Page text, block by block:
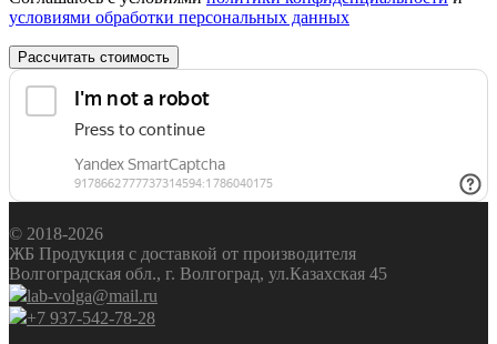
условиями обработки персональных данных
Рассчитать стоимость
© 2018-2026
ЖБ Продукция с доставкой от производителя
Волгоградская обл., г. Волгоград, ул.Казахская 45
lab-volga@mail.ru
+7 937-542-78-28